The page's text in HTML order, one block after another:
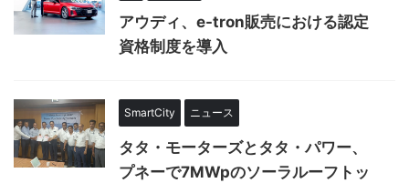
アウディ、e-tron販売における認定
資格制度を導入
SmartCity ニュース
タタ・モーターズとタタ・パワー、
プネーで7MWpのソーラルーフトッ